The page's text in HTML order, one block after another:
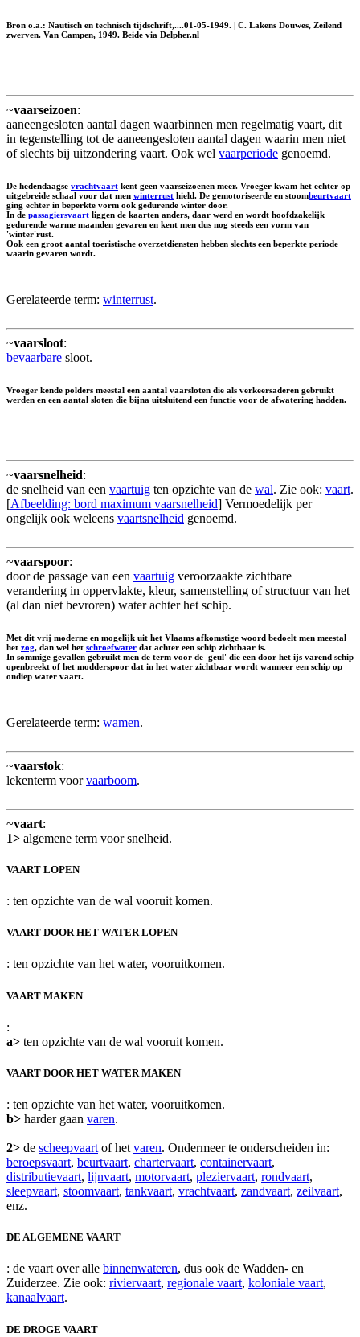
Bron o.a.: Nautisch en technisch tijdschrift,....01-05-1949. | C. Lakens Douwes, Zeilend
zwerven. Van Campen, 1949. Beide via Delpher.nl
~vaarseizoen:
aaneengesloten aantal dagen waarbinnen men regelmatig vaart, dit
in tegenstelling tot de aaneengesloten aantal dagen waarin men niet
of slechts bij uitzondering vaart. Ook wel vaarperiode genoemd.
De hedendaagse vrachtvaart kent geen vaarseizoenen meer. Vroeger kwam het echter op
uitgebreide schaal voor dat men winterrust hield. De gemotoriseerde en stoombeurtvaart
ging echter in beperkte vorm ook gedurende winter door.
In de passagiersvaart liggen de kaarten anders, daar werd en wordt hoofdzakelijk
gedurende warme maanden gevaren en kent men dus nog steeds een vorm van
'winter'rust.
Ook een groot aantal toeristische overzetdiensten hebben slechts een beperkte periode
waarin gevaren wordt.
Gerelateerde term: winterrust.
~vaarsloot:
bevaarbare sloot.
Vroeger kende polders meestal een aantal vaarsloten die als verkeersaderen gebruikt
werden en een aantal sloten die bijna uitsluitend een functie voor de afwatering hadden.
~vaarsnelheid:
de snelheid van een vaartuig ten opzichte van de wal. Zie ook: vaart.
[Afbeelding: bord maximum vaarsnelheid] Vermoedelijk per
ongelijk ook weleens vaartsnelheid genoemd.
~vaarspoor:
door de passage van een vaartuig veroorzaakte zichtbare
verandering in oppervlakte, kleur, samenstelling of structuur van het
(al dan niet bevroren) water achter het schip.
Met dit vrij moderne en mogelijk uit het Vlaams afkomstige woord bedoelt men meestal
het zog, dan wel het schroefwater dat achter een schip zichtbaar is.
In sommige gevallen gebruikt men de term voor de 'geul' die een door het ijs varend schip
openbreekt of het modderspoor dat in het water zichtbaar wordt wanneer een schip op
ondiep water vaart.
Gerelateerde term: wamen.
~vaarstok:
lekenterm voorvaarboom.
~vaart:
1> algemene term voor snelheid.
VAART LOPEN
: ten opzichte van de wal vooruit komen.
VAART DOOR HET WATER LOPEN
: ten opzichte van het water, vooruitkomen.
VAART MAKEN
:
a> ten opzichte van de wal vooruit komen.
VAART DOOR HET WATER MAKEN
: ten opzichte van het water, vooruitkomen.
b> harder gaan varen.
2> de scheepvaart of het varen. Ondermeer te onderscheiden in:
beroepsvaart, beurtvaart, chartervaart, containervaart,
distributievaart, lijnvaart, motorvaart, pleziervaart, rondvaart,
sleepvaart, stoomvaart, tankvaart, vrachtvaart, zandvaart, zeilvaart,
enz.
DE ALGEMENE VAART
: de vaart over alle binnenwateren, dus ook de Wadden- en
Zuiderzee. Zie ook: riviervaart, regionale vaart, koloniale vaart,
kanaalvaart.
DE DROGE VAART